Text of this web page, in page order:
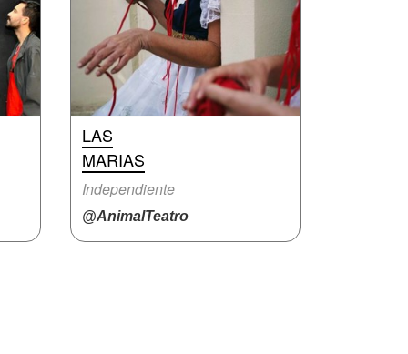
LAS
MARIAS
Independiente
@AnimalTeatro